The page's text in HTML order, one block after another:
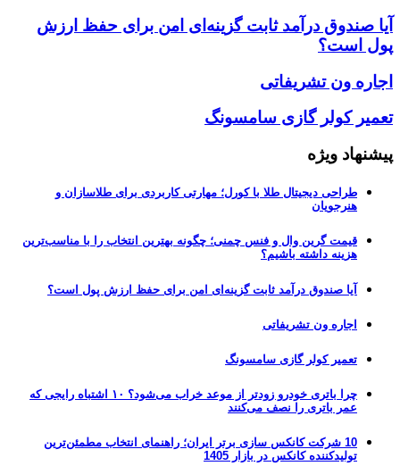
آیا صندوق درآمد ثابت گزینه‌ای امن برای حفظ ارزش
پول است؟
اجاره ون تشریفاتی
تعمیر کولر گازی سامسونگ
پیشنهاد ویژه
طراحی دیجیتال طلا با کورل؛ مهارتی کاربردی برای طلاسازان و
هنرجویان
قیمت گرین وال و فنس چمنی؛ چگونه بهترین انتخاب را با مناسب‌ترین
هزینه داشته باشیم؟
آیا صندوق درآمد ثابت گزینه‌ای امن برای حفظ ارزش پول است؟
اجاره ون تشریفاتی
تعمیر کولر گازی سامسونگ
چرا باتری خودرو زودتر از موعد خراب می‌شود؟ ۱۰ اشتباه رایجی که
عمر باتری را نصف می‌کنند
10 شرکت کانکس سازی برتر ایران؛ راهنمای انتخاب مطمئن‌ترین
تولیدکننده کانکس در بازار 1405